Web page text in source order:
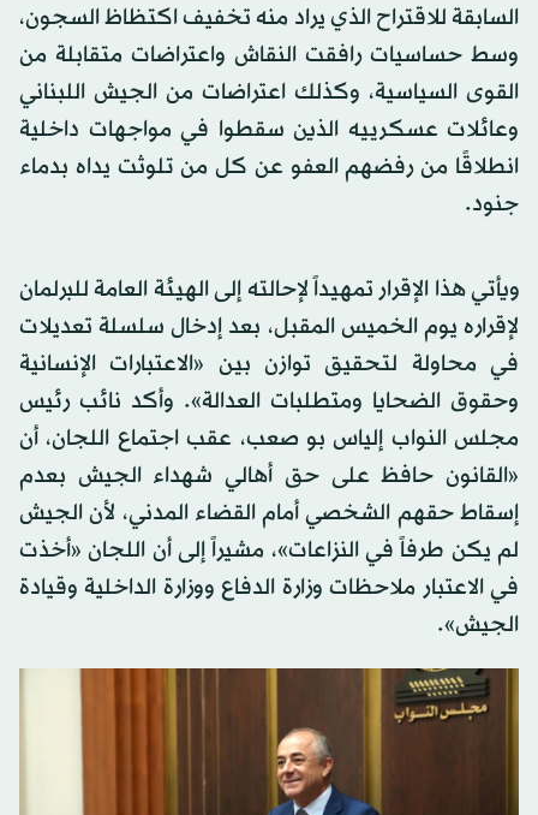
السابقة للاقتراح الذي يراد منه تخفيف اكتظاظ السجون،
وسط حساسيات رافقت النقاش واعتراضات متقابلة من
القوى السياسية، وكذلك اعتراضات من الجيش اللبناني
وعائلات عسكرييه الذين سقطوا في مواجهات داخلية
انطلاقًا من رفضهم العفو عن كل من تلوثت يداه بدماء
جنود.
ويأتي هذا الإقرار تمهيداً لإحالته إلى الهيئة العامة للبرلمان
لإقراره يوم الخميس المقبل، بعد إدخال سلسلة تعديلات
في محاولة لتحقيق توازن بين «الاعتبارات الإنسانية
وحقوق الضحايا ومتطلبات العدالة». وأكد نائب رئيس
مجلس النواب إلياس بو صعب، عقب اجتماع اللجان، أن
«القانون حافظ على حق أهالي شهداء الجيش بعدم
إسقاط حقهم الشخصي أمام القضاء المدني، لأن الجيش
لم يكن طرفاً في النزاعات»، مشيراً إلى أن اللجان «أخذت
في الاعتبار ملاحظات وزارة الدفاع ووزارة الداخلية وقيادة
الجيش».